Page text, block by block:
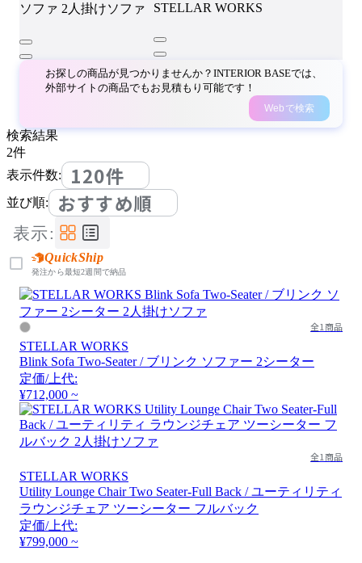
ソファ 2人掛けソファ STELLAR WORKS
お探しの商品が見つかりませんか？INTERIOR BASEでは、
外部サイトの商品でもお見積もり可能です！
Webで検索
検索結果
2件
表示件数:
120件
並び順: おすすめ順
表示:
QuickShip
発注から最短2週間で納品
全1商品
STELLAR WORKS
Blink Sofa Two-Seater / ブリンク ソファー 2シーター
定価/上代:
¥712,000 ~
全1商品
STELLAR WORKS
Utility Lounge Chair Two Seater-Full Back / ユーティリティ
ラウンジチェア ツーシーター フルバック
定価/上代:
¥799,000 ~